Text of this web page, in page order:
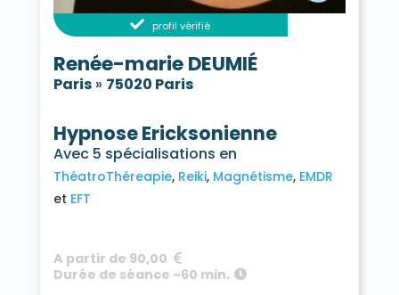
profil vérifié
Renée-marie DEUMIÉ
Paris» 75020 Paris
Hypnose Ericksonienne
Avec 5 spécialisations en
ThéatroThéreapie Reiki Magnétisme EMDR
EFT
A partir de 90,00
Durée de séance ~60 min.